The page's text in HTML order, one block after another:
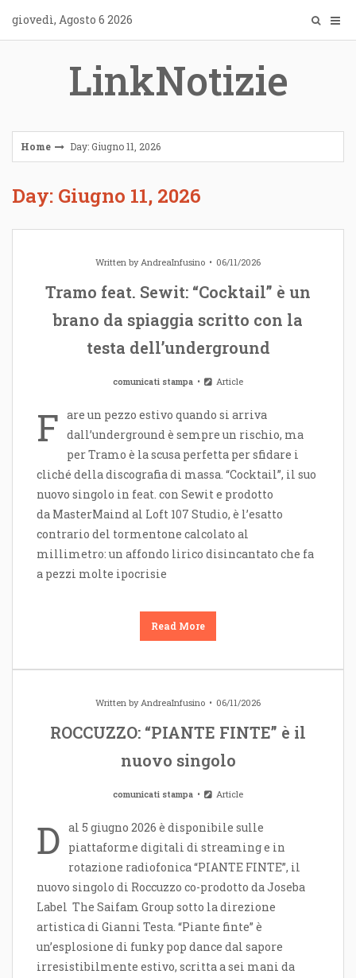
content
giovedì, Agosto 6 2026
LinkNotizie
Home Day: Giugno 11, 2026
Day: Giugno 11, 2026
Written byAndreaInfusino 06/11/2026
Tramo feat. Sewit: “Cocktail” è un
brano da spiaggia scritto con la
testa dell’underground
comunicati stampa Article
F are un pezzo estivo quando si arriva
dall’underground è sempre un rischio, ma
per Tramo è la scusa perfetta per sfidare i
cliché della discografia di massa. “Cocktail”, il suo
nuovo singolo in feat. con Sewit e prodotto
da MasterMaind al Loft 107 Studio, è l’esatto
contrario del tormentone calcolato al
millimetro: un affondo lirico disincantato che fa
a pezzi molte ipocrisie
Read More
Written byAndreaInfusino 06/11/2026
ROCCUZZO: “PIANTE FINTE” è il
nuovo singolo
comunicati stampa Article
D al 5 giugno 2026 è disponibile sulle
piattaforme digitali di streaming e in
rotazione radiofonica “PIANTE FINTE”, il
nuovo singolo di Roccuzzo co-prodotto da Joseba
Label The Saifam Group sotto la direzione
artistica di Gianni Testa. “Piante finte” è
un’esplosione di funky pop dance dal sapore
irresistibilmente estivo, scritta a sei mani da